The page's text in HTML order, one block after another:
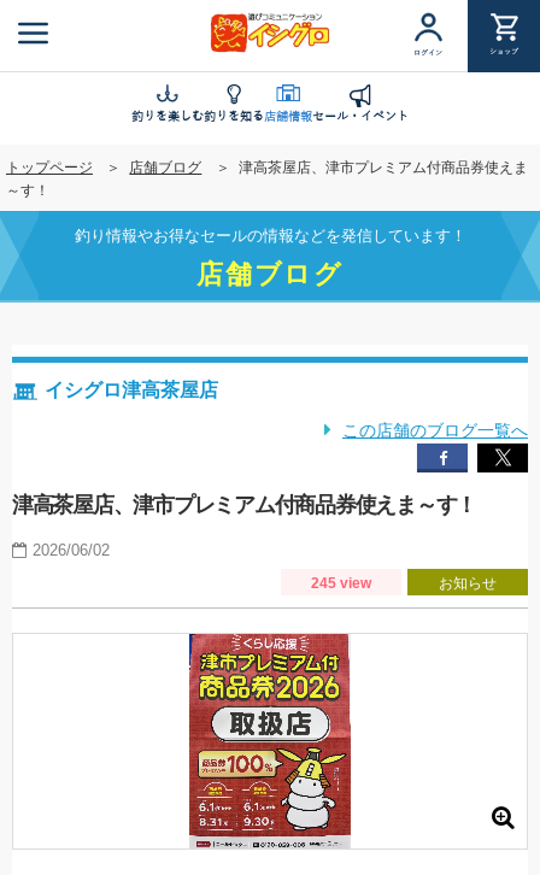
ン
ツ
に
移
動
ログイン ショップ
釣りを楽しむ釣りを知る店舗情報セール・イベント
トップページ 店舗ブログ
津高茶屋店、津市プレミアム付商品券使えま
～す！
釣り情報やお得なセールの情報などを発信しています！
店舗ブログ
イシグロ津高茶屋店
この店舗のブログ一覧へ
津高茶屋店、津市プレミアム付商品券使えま～す！
2026/06/02
245 view お知らせ